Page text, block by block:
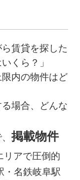
賃貸を探した
くら？」
限内の物件はど
る場合、どんな
、掲載物件
リアで圧倒的
・名鉄岐阜駅